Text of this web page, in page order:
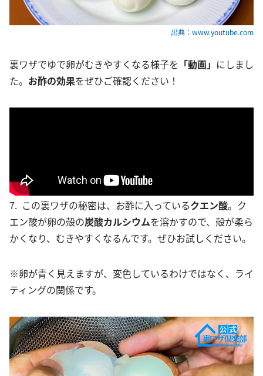
出典：www.youtube.com
裏ワザでゆで卵がむきやすくなる様子を 「動画」 にしまし
た。 お酢の効果をぜひご確認ください！
7. この裏ワザの秘密は、お酢に入っているクエン酸。ク
エン酸が卵の殻の炭酸カルシウムを溶かすので、殻が柔ら
かくなり、むきやすくなるんです。ぜひお試しください。
※卵が青く見えますが、変色しているわけではなく、ライ
ティングの関係です。